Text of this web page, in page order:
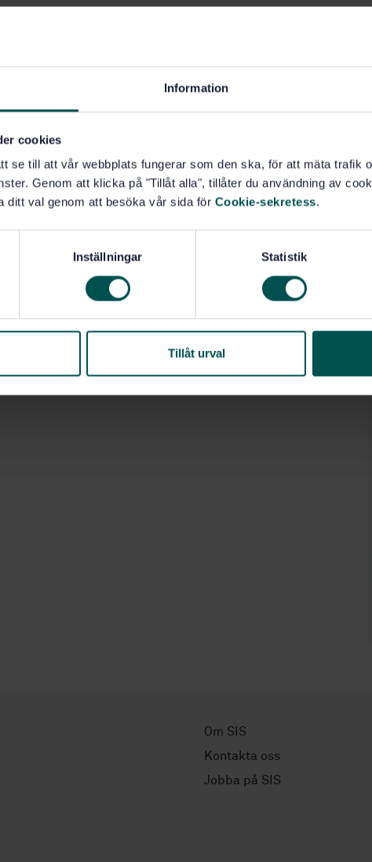
Information
cookies
se till att vår webbplats fungerar som den ska, för att mäta trafik
Genom att klicka på "Tillåt alla", tillåter du användning av
ditt val genom att besöka vår sida för Cookie-sekretess.
Inställningar Statistik
Tillåt urval
och lätta släpvagnar (43.100)
Om SIS
Kontakta oss
Jobba på SIS